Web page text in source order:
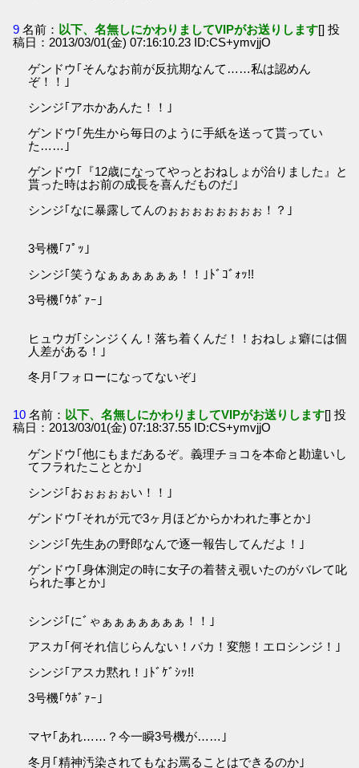
9 名前： 以下、名無しにかわりましてVIPがお送りします[] 投
稿日：2013/03/01(金) 07:16:10.23 ID:CS+ymvjjO
ゲンドウ｢そんなお前が反抗期なんて……私は認めん
ぞ！！｣
シンジ｢アホかあんた！！｣
ゲンドウ｢先生から毎日のように手紙を送って貰ってい
た……｣
ゲンドウ｢『12歳になってやっとおねしょが治りました』と
貰った時はお前の成長を喜んだものだ｣
シンジ｢なに暴露してんのぉぉぉぉぉぉぉぉ！？｣
3号機｢ﾌﾟｯ｣
シンジ｢笑うなぁぁぁぁぁぁ！！｣ﾄﾞｺﾞｫｯ!!
3号機｢ｳﾎﾞｧｰ｣
ヒュウガ｢シンジくん！落ち着くんだ！！おねしょ癖には個
人差がある！｣
冬月｢フォローになってないぞ｣
10 名前： 以下、名無しにかわりましてVIPがお送りします[] 投
稿日：2013/03/01(金) 07:18:37.55 ID:CS+ymvjjO
ゲンドウ｢他にもまだあるぞ。義理チョコを本命と勘違いし
てフラれたこととか｣
シンジ｢おぉぉぉぉい！！｣
ゲンドウ｢それが元で3ヶ月ほどからかわれた事とか｣
シンジ｢先生あの野郎なんで逐一報告してんだよ！｣
ゲンドウ｢身体測定の時に女子の着替え覗いたのがバレて叱
られた事とか｣
シンジ｢にﾞゃぁぁぁぁぁぁぁ！！｣
アスカ｢何それ信じらんない！バカ！変態！エロシンジ！｣
シンジ｢アスカ黙れ！｣ﾄﾞｹﾞｼｯ!!
3号機｢ｳﾎﾞｧｰ｣
マヤ｢あれ……？今一瞬3号機が……｣
冬月｢精神汚染されてもなお罵ることはできるのか｣